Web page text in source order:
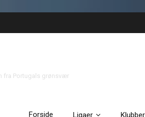
fra Portugals grønsvær
Forside Ligaer Klubber